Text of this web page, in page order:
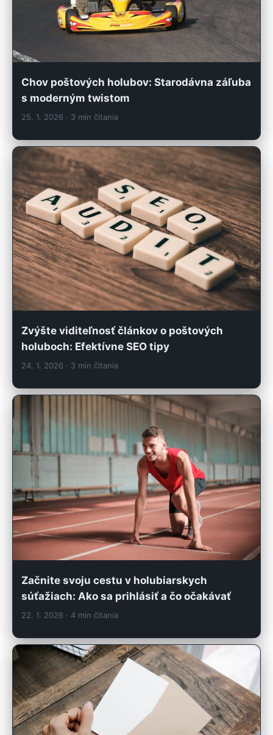
Chov poštových holubov: Starodávna záľuba
s moderným twistom
25. 1. 2026 · 3 min čítania
Zvýšte viditeľnosť článkov o poštových
holuboch: Efektívne SEO tipy
24. 1. 2026 · 3 min čítania
Začnite svoju cestu v holubiarskych
súťažiach: Ako sa prihlásiť a čo očakávať
22. 1. 2026 · 4 min čítania